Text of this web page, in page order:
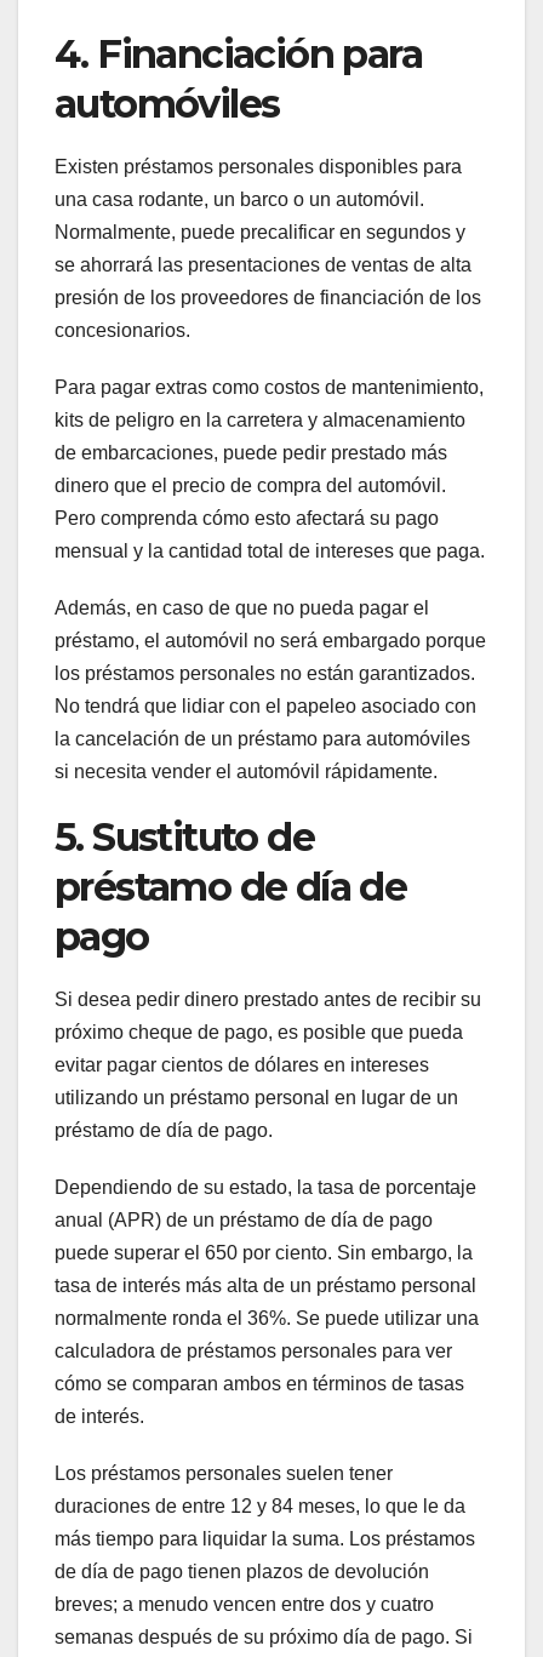
4. Financiación para
automóviles
Existen préstamos personales disponibles para
una casa rodante, un barco o un automóvil.
Normalmente, puede precalificar en segundos y
se ahorrará las presentaciones de ventas de alta
presión de los proveedores de financiación de los
concesionarios.
Para pagar extras como costos de mantenimiento,
kits de peligro en la carretera y almacenamiento
de embarcaciones, puede pedir prestado más
dinero que el precio de compra del automóvil.
Pero comprenda cómo esto afectará su pago
mensual y la cantidad total de intereses que paga.
Además, en caso de que no pueda pagar el
préstamo, el automóvil no será embargado porque
los préstamos personales no están garantizados.
No tendrá que lidiar con el papeleo asociado con
la cancelación de un préstamo para automóviles
si necesita vender el automóvil rápidamente.
5. Sustituto de
préstamo de día de
pago
Si desea pedir dinero prestado antes de recibir su
próximo cheque de pago, es posible que pueda
evitar pagar cientos de dólares en intereses
utilizando un préstamo personal en lugar de un
préstamo de día de pago.
Dependiendo de su estado, la tasa de porcentaje
anual (APR) de un préstamo de día de pago
puede superar el 650 por ciento. Sin embargo, la
tasa de interés más alta de un préstamo personal
normalmente ronda el 36%. Se puede utilizar una
calculadora de préstamos personales para ver
cómo se comparan ambos en términos de tasas
de interés.
Los préstamos personales suelen tener
duraciones de entre 12 y 84 meses, lo que le da
más tiempo para liquidar la suma. Los préstamos
de día de pago tienen plazos de devolución
breves; a menudo vencen entre dos y cuatro
semanas después de su próximo día de pago. Si